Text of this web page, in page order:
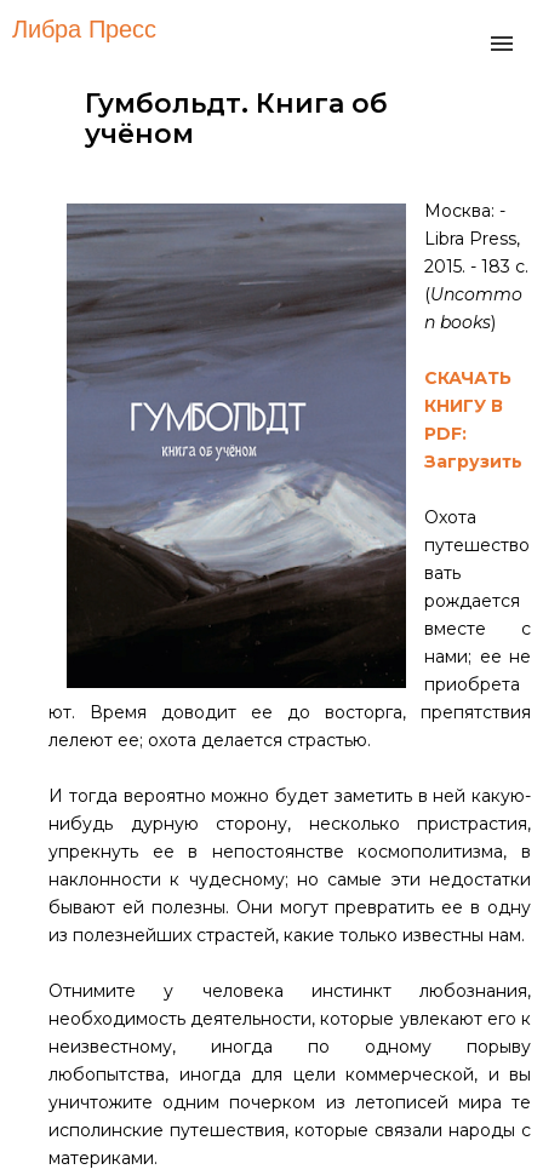
Либра Пресс
Гумбольдт. Книга об
учёном
Москва: -
Libra Press,
2015. - 183 с.
(Uncommo
n books)
СКАЧАТЬ
КНИГУ В
PDF:
Загрузить
Охота
путешество
вать
рождается
вместе с
нами; ее не
приобрета
ют. Время доводит ее до восторга, препятствия
лелеют ее; охота делается страстью.
И тогда вероятно можно будет заметить в ней какую-
нибудь дурную сторону, несколько пристрастия,
упрекнуть ее в непостоянстве космополитизма, в
наклонности к чудесному; но самые эти недостатки
бывают ей полезны. Они могут превратить ее в одну
из полезнейших страстей, какие только известны нам.
Отнимите у человека инстинкт любознания,
необходимость деятельности, которые увлекают его к
неизвестному, иногда по одному порыву
любопытства, иногда для цели коммерческой, и вы
уничтожите одним почерком из летописей мира те
исполинские путешествия, которые связали народы с
материками.